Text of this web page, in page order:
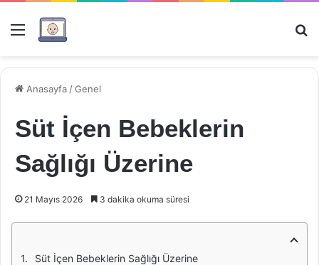
Menü
Anasayfa /Genel
Süt İçen Bebeklerin
Sağlığı Üzerine
21 Mayıs 2026 3 dakika okuma süresi
Süt İçen Bebeklerin Sağlığı Üzerine